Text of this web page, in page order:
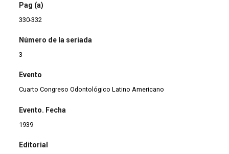
Pag (a)
330-332
Número de la seriada
3
Evento
Cuarto Congreso Odontológico Latino Americano
Evento. Fecha
1939
Editorial